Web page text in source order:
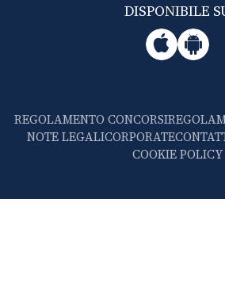
DISPONIBILE
REGOLAMENTO CONCORSI
NOTE LEGALICORPORATE
COOKIE POLICY